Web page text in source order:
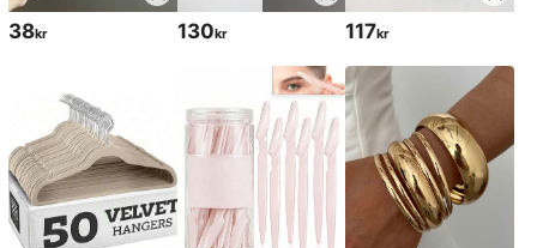
38kr 130kr 117kr